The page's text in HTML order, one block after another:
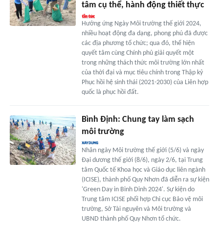
tâm cụ thể, hành động thiết thực
Hưởng ứng Ngày Môi trường thế giới 2024,
nhiều hoạt động đa dạng, phong phú đã được
các địa phương tổ chức; qua đó, thể hiện
quyết tâm cùng Chính phủ giải quyết một
trong những thách thức môi trường lớn nhất
của thời đại và mục tiêu chính trong Thập kỷ
Phục hồi hệ sinh thái (2021-2030) của Liên hợp
quốc là phục hồi đất.
Bình Định: Chung tay làm sạch
môi trường
Nhân ngày Môi trường thế giới (5/6) và ngày
Đại dương thế giới (8/6), ngày 2/6, tại Trung
tâm Quốc tế Khoa học và Giáo dục liên ngành
(ICISE), thành phố Quy Nhơn đã diễn ra sự kiện
'Green Day in Binh Dinh 2024'. Sự kiện do
Trung tâm ICISE phối hợp Chi cục Bảo vệ môi
trường, Sở Tài nguyên và Môi trường và
UBND thành phố Quy Nhơn tổ chức.